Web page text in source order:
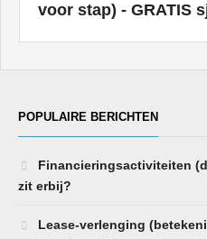
voor stap) - GRATIS
POPULAIRE BERICHTEN
Financieringsactiviteiten
zit erbij?
Lease-verlenging